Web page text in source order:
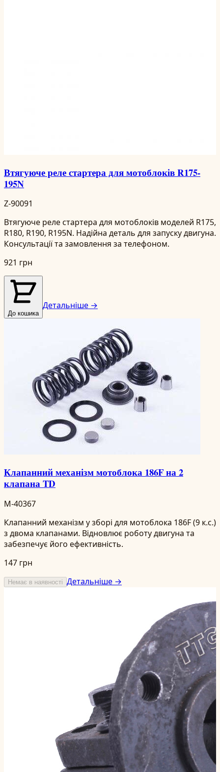
Втягуюче реле стартера для мотоблоків R175-
195N
Z-90091
Втягуюче реле стартера для мотоблоків моделей R175,
R180, R190, R195N. Надійна деталь для запуску двигуна.
Консультації та замовлення за телефоном.
921 грн
До кошика
Детальніше →
Клапанний механізм мотоблока 186F на 2
клапана TD
M-40367
Клапанний механізм у зборі для мотоблока 186F (9 к.с.)
з двома клапанами. Відновлює роботу двигуна та
забезпечує його ефективність.
147 грн
Немає в наявності Детальніше →